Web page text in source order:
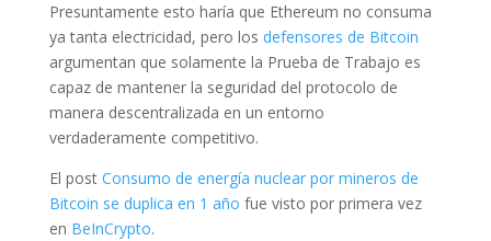
Presuntamente esto haría que Ethereum no consuma
ya tanta electricidad, pero los defensores de Bitcoin
argumentan que solamente la Prueba de Trabajo es
capaz de mantener la seguridad del protocolo de
manera descentralizada en un entorno
verdaderamente competitivo.
El post Consumo de energía nuclear por mineros de
Bitcoin se duplica en 1 año fue visto por primera vez
en BeInCrypto.